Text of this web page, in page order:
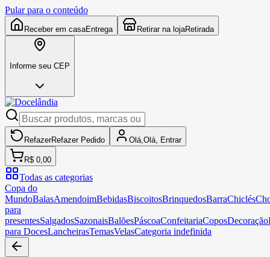
Pular para o conteúdo
Receber em casaEntrega Retirar na lojaRetirada
Informe seu CEP
RefazerRefazer Pedido Olá, Olá, Entrar
R$ 0,00
Todas as categorias
Copa do
MundoBalasAmendoimBebidasBiscoitosBrinquedosBarraChiclés
para
presentesSalgadosSazonaisBalõesPáscoaConfeitariaCoposDecoração
para DocesLancheirasTemasVelasCategoria indefinida